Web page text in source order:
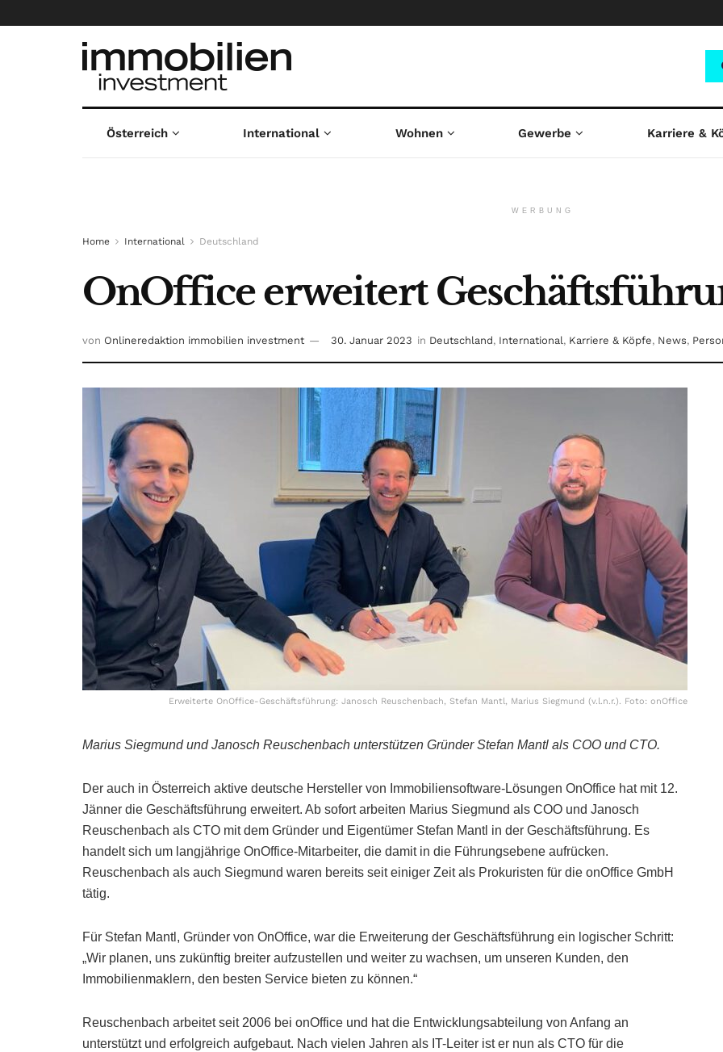
Österreich International Wohnen Gewerbe Karriere &
WERBUNG
Home International Deutschland
OnOffice erweitert
von Onlineredaktion immobilien investment 30. Januar 2023 in Deutschland, International, Karriere & Köpfe, News,
Erweiterte OnOffice-Geschäftsführung: Janosch Reuschenbach, Stefan Mantl, Marius Siegmund (v.l.n.r.). Foto: onOffice
Marius Siegmund und Janosch Reuschenbach unterstützen Gründer Stefan Mantl als COO und CTO.
Der auch in Österreich aktive deutsche Hersteller von Immobiliensoftware-Lösungen OnOffice hat mit 12.
Jänner die Geschäftsführung erweitert. Ab sofort arbeiten Marius Siegmund als COO und Janosch
Reuschenbach als CTO mit dem Gründer und Eigentümer Stefan Mantl in der Geschäftsführung. Es
handelt sich um langjährige OnOffice-Mitarbeiter, die damit in die Führungsebene aufrücken.
Reuschenbach als auch Siegmund waren bereits seit einiger Zeit als Prokuristen für die onOffice GmbH
tätig.
Für Stefan Mantl, Gründer von OnOffice, war die Erweiterung der Geschäftsführung ein logischer Schritt:
„Wir planen, uns zukünftig breiter aufzustellen und weiter zu wachsen, um unseren Kunden, den
Immobilienmaklern, den besten Service bieten zu können.“
Reuschenbach arbeitet seit 2006 bei onOffice und hat die Entwicklungsabteilung von Anfang an
unterstützt und erfolgreich aufgebaut. Nach vielen Jahren als IT-Leiter ist er nun als CTO für die